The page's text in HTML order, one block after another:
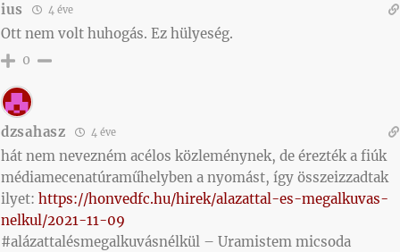
ius 4 éve
Ott nem volt huhogás. Ez hülyeség.
0
dzsahasz 4 éve
hát nem nevezném acélos közleménynek, de érezték a fiúk
médiamecenatúraműhelyben a nyomást, így összeizzadtak
ilyet: https://honvedfc.hu/hirek/alazattal-es-megalkuvas-
nelkul/2021-11-09
#alázattalésmegalkuvásnélkül – Uramistem micsoda